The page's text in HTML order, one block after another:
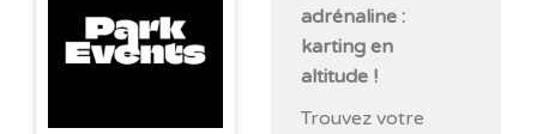
adrénaline :
karting en
altitude !
Trouvez votre